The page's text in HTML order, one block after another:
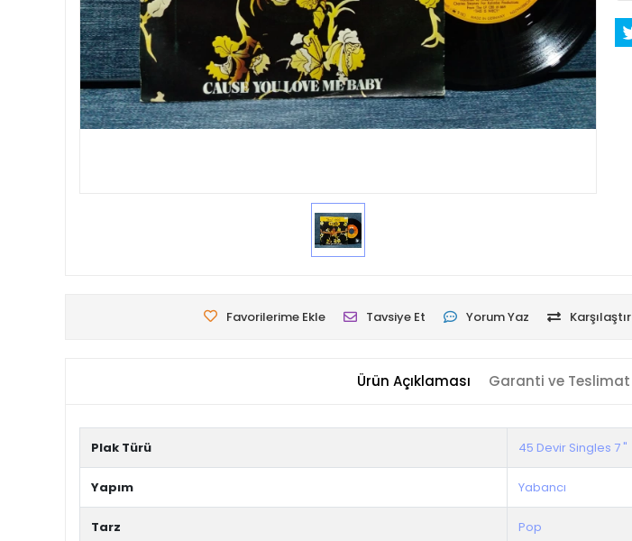
Favorilerime Ekle Tavsiye Et Yorum Yaz Karşılaştır
Ürün Açıklaması Garanti ve Teslimat
Plak Türü 45 Devir Singles 7 "
Yapım Yabancı
Tarz Pop